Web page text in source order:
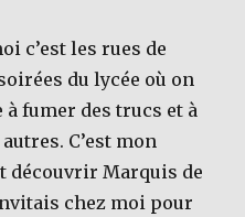
c’est les rues de
du lycée où on
à fumer des trucs et à
C’est mon
découvrir Marquis de
chez moi pour